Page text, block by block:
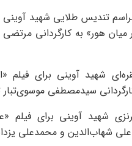
تندیس طلایی شهید آوینی
هور» به کارگردانی
شهید آوینی برای فیلم
سیدمصطفی
شهید آوینی برای فیلم
علی شهاب‌الدین‌ و محمدعلی